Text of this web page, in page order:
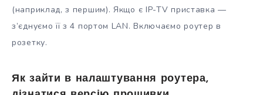
(наприклад, з першим). Якщо є IP-TV приставка —
з’єднуємо її з 4 портом LAN. Включаємо роутер в
розетку.
Як зайти в налаштування роутера,